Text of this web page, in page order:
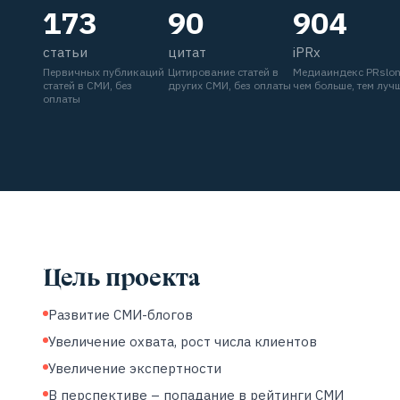
173
статьи
Первичных публикаций
статей в СМИ, без
оплаты
90
цитат
Цитирование статей в
других СМИ, без оплаты
904
iPRx
Медиаиндекс PRslon
чем больше, тем
Цель проекта
Развитие СМИ-блогов
Увеличение охвата, рост числа клиентов
Увеличение экспертности
В перспективе – попадание в рейтинги СМИ